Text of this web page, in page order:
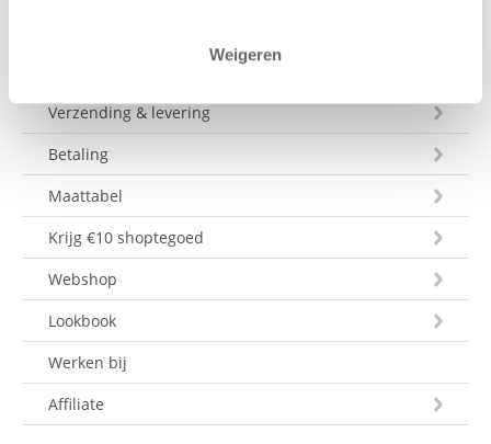
Weigeren
Verzending & levering
Betaling
Maattabel
Krijg €10 shoptegoed
Webshop
Lookbook
Werken bij
Affiliate